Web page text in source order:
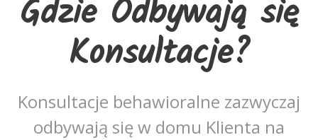
Gdzie Odbywają się
Konsultacje?
Konsultacje behawioralne zazwyczaj
odbywają się w domu Klienta na